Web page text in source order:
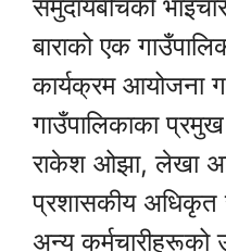
समुदायबीचको
बाराको एक
कार्यक्रम आयोजना
गाउँपालिकाका
राकेश ओझा, लेखा
प्रशासकीय अधिकृत
अन्य कर्मचारीहरूको